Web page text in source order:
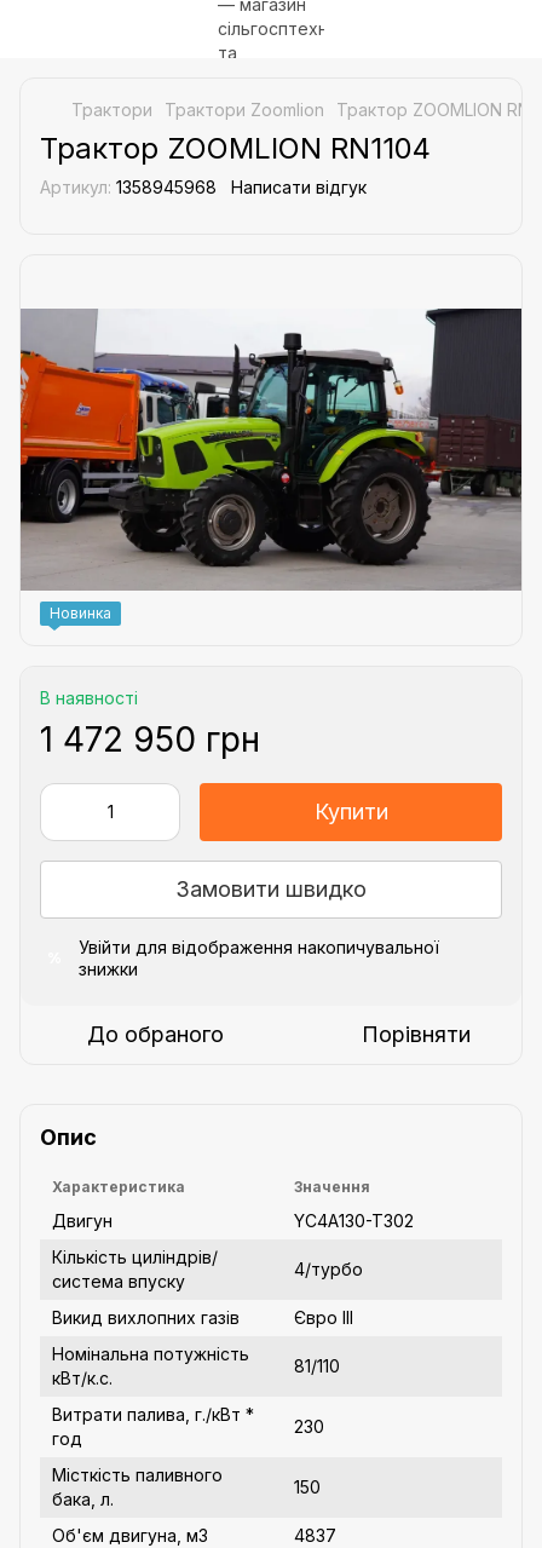
Трактори Трактори Zoomlion Трактор ZOOMLION
Трактор ZOOMLION RN1104
Артикул: 1358945968 Написати відгук
Новинка
В наявності
1 472 950 грн
Купити
Замовити швидко
Увійти для відображення накопичувальної
знижки
До обраного Порівняти
Опис
Характеристика Значення
Двигун
YC4A130-T302
Кількість циліндрів/
система впуску
4/турбо
Викид вихлопних газів
Євро ІІІ
Номінальна потужність
кВт/к.с.
81/110
Витрати палива, г./кВт *
год
230
Місткість паливного
бака, л.
150
Об'єм двигуна, м3
4837